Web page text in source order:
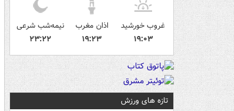
غروب خورشید
۱۹:۰۳
اذان مغرب
۱۹:۲۳
نیمه‌شب شرعی
۲۳:۲۲
تازه های ورزش